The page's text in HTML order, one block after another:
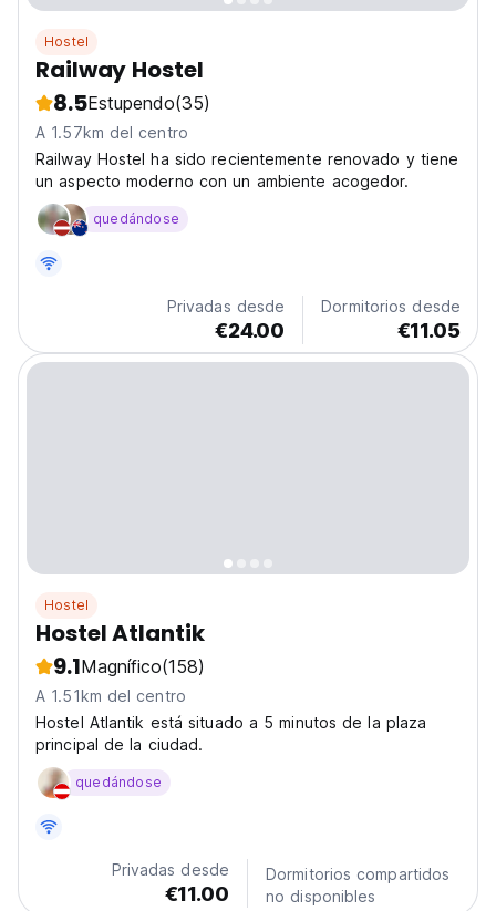
Hostel
Railway Hostel
8.5Estupendo(35)
A 1.57km del centro
Railway Hostel ha sido recientemente renovado y tiene
un aspecto moderno con un ambiente acogedor.
quedándose
Privadas desde
€24.00
Dormitorios desde
€11.05
Hostel
Hostel Atlantik
9.1Magnífico(158)
A 1.51km del centro
Hostel Atlantik está situado a 5 minutos de la plaza
principal de la ciudad.
quedándose
Privadas desde
€11.00
Dormitorios compartidos
no disponibles